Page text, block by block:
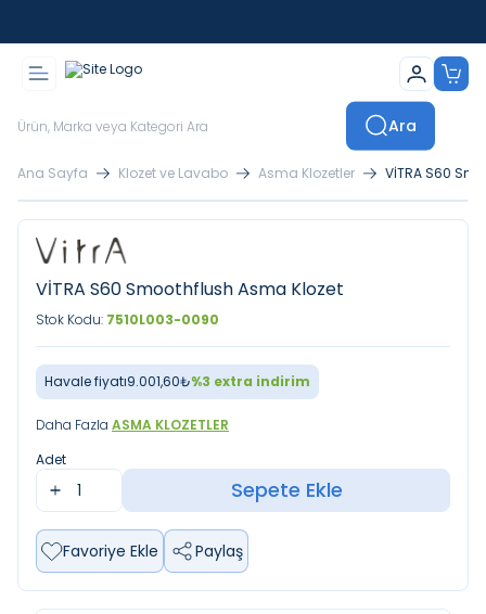
Ara
Ana Sayfa Klozet ve Lavabo Asma Klozetler VİTRA S60
VİTRA S60 Smoothflush Asma Klozet
Stok Kodu: 7510L003-0090
Havale fiyatı9.001,60₺%3 extra indirim
Daha Fazla ASMA KLOZETLER
Adet
Sepete Ekle
Favoriye Ekle Paylaş